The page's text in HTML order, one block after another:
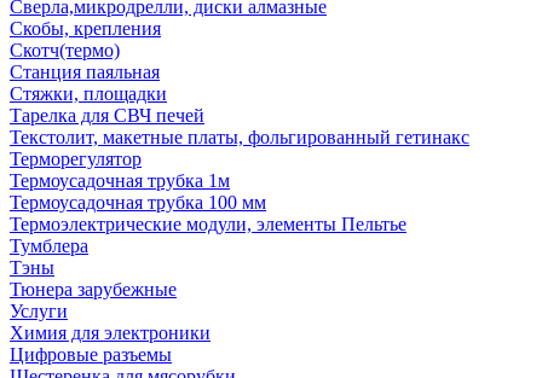
Сверла,микродрелли, диски алмазные
Скобы, крепления
Скотч(термо)
Станция паяльная
Стяжки, площадки
Тарелка для СВЧ печей
Текстолит, макетные платы, фольгированный гетинакс
Терморегулятор
Термоусадочная трубка 1м
Термоусадочная трубка 100 мм
Термоэлектрические модули, элементы Пельтье
Тумблера
Тэны
Тюнера зарубежные
Услуги
Химия для электроники
Цифровые разъемы